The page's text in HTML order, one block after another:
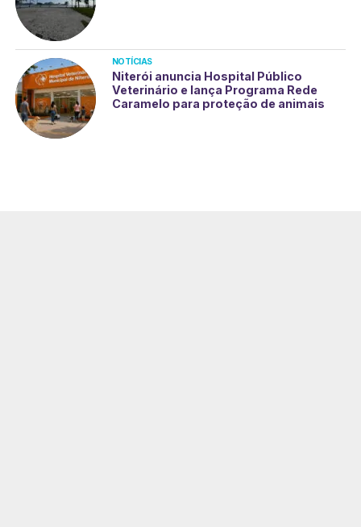
NOTÍCIAS
Niterói anuncia Hospital Público
Veterinário e lança Programa Rede
Caramelo para proteção de animais